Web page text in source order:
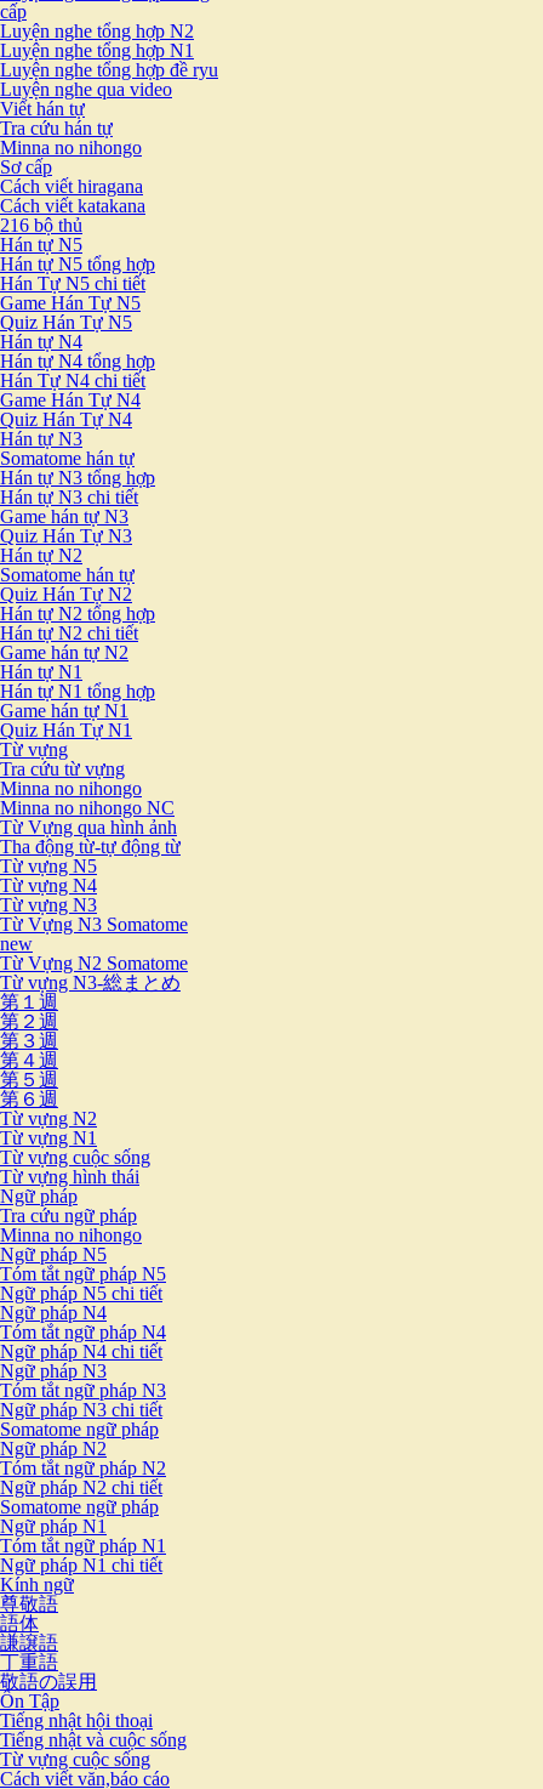
cấp
Luyện nghe tổng hợp N2
Luyện nghe tổng hợp N1
Luyện nghe tổng hợp đề ryu
Luyện nghe qua video
Viết hán tự
Tra cứu hán tự
Minna no nihongo
Sơ cấp
Cách viết hiragana
Cách viết katakana
216 bộ thủ
Hán tự N5
Hán tự N5 tổng hợp
Hán Tự N5 chi tiết
Game Hán Tự N5
Quiz Hán Tự N5
Hán tự N4
Hán tự N4 tổng hợp
Hán Tự N4 chi tiết
Game Hán Tự N4
Quiz Hán Tự N4
Hán tự N3
Somatome hán tự
Hán tự N3 tổng hợp
Hán tự N3 chi tiết
Game hán tự N3
Quiz Hán Tự N3
Hán tự N2
Somatome hán tự
Quiz Hán Tự N2
Hán tự N2 tổng hợp
Hán tự N2 chi tiết
Game hán tự N2
Hán tự N1
Hán tự N1 tổng hợp
Game hán tự N1
Quiz Hán Tự N1
Từ vựng
Tra cứu từ vựng
Minna no nihongo
Minna no nihongo NC
Từ Vựng qua hình ảnh
Tha động từ-tự động từ
Từ vựng N5
Từ vựng N4
Từ vựng N3
Từ Vựng N3 Somatome
new
Từ Vựng N2 Somatome
Từ vựng N3-総まとめ
第１週
第２週
第３週
第４週
第５週
第６週
Từ vựng N2
Từ vựng N1
Từ vựng cuộc sống
Từ vựng hình thái
Ngữ pháp
Tra cứu ngữ pháp
Minna no nihongo
Ngữ pháp N5
Tóm tắt ngữ pháp N5
Ngữ pháp N5 chi tiết
Ngữ pháp N4
Tóm tắt ngữ pháp N4
Ngữ pháp N4 chi tiết
Ngữ pháp N3
Tóm tắt ngữ pháp N3
Ngữ pháp N3 chi tiết
Somatome ngữ pháp
Ngữ pháp N2
Tóm tắt ngữ pháp N2
Ngữ pháp N2 chi tiết
Somatome ngữ pháp
Ngữ pháp N1
Tóm tắt ngữ pháp N1
Ngữ pháp N1 chi tiết
Kính ngữ
尊敬語
語体
謙譲語
丁重語
敬語の誤用
Ôn Tập
Tiếng nhật hội thoại
Tiếng nhật và cuộc sống
Từ vựng cuộc sống
Cách viết văn,báo cáo